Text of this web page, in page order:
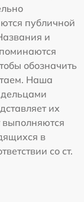
публичной
и
обозначить
Наша
их
в
со ст.